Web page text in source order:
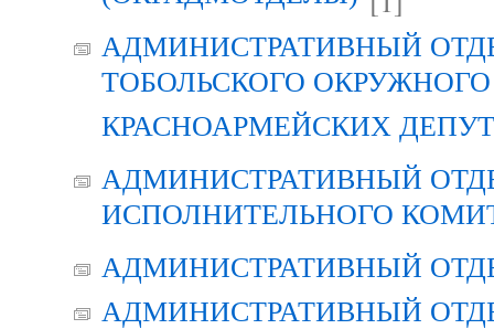
АДМИНИСТРАТИВНЫЙ
ТОБОЛЬСКОГО
КРАСНОАРМЕЙСКИХ
АДМИНИСТРАТИВНЫЙ
ИСПОЛНИТЕЛЬНОГО
АДМИНИСТРАТИВНЫЙ
АДМИНИСТРАТИВНЫЙ